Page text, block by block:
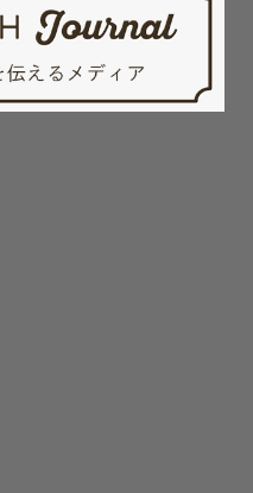
影場所やお時間によって
写真が重複し、低い評価
原因は納品の仕組みによ